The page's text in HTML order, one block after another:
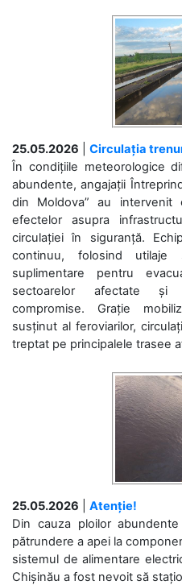
25.05.2026
Circulația
În condițiile meteorologice
abundente, angajații
din Moldova” au intervenit
efectelor asupra
circulației în siguranță.
continuu, folosind utilaje
suplimentare pentru
sectoarelor afectate și
compromise. Grație
susținut al feroviarilor,
treptat pe principalele trasee
25.05.2026
Atenție!
Din cauza ploilor
pătrundere a apei la
sistemul de alimentare
Chișinău a fost nevoit să